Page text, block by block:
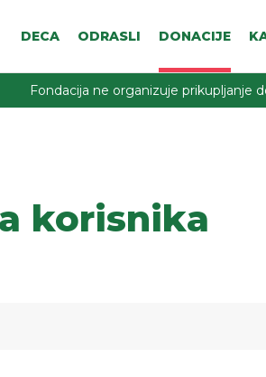
DECA ODRASLI DONACIJE
Fondacija ne organizuje prikupljanje
korisnika